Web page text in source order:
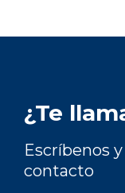
¿Te
Escríbenos
contacto